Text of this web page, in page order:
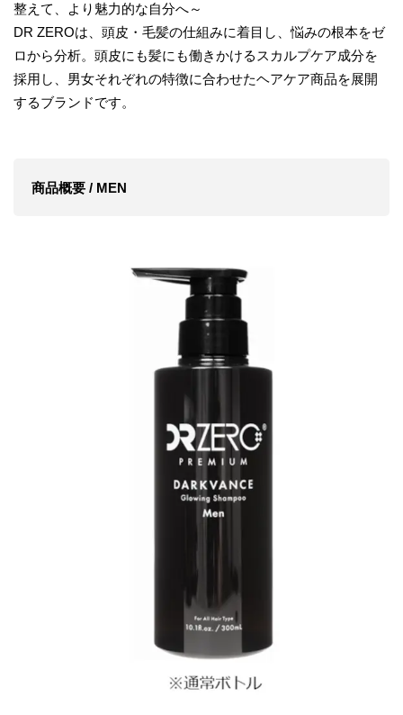
整えて、より魅力的な自分へ～
DR ZEROは、頭皮・毛髪の仕組みに着目し、悩みの根本をゼ
ロから分析。頭皮にも髪にも働きかけるスカルプケア成分を
採用し、男女それぞれの特徴に合わせたヘアケア商品を展開
するブランドです。
商品概要 / MEN